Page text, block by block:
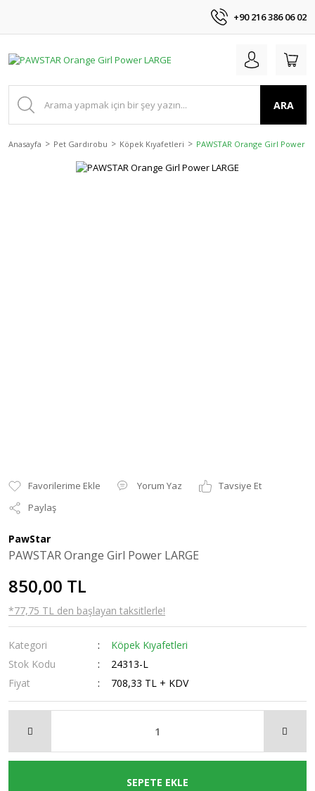
+90 216 386 06 02
ARA
Anasayfa Pet Gardırobu Köpek Kıyafetleri PAWSTAR Orange Girl Power
Yorum Yaz
Tavsiye Et
Paylaş
PawStar
PAWSTAR Orange Girl Power LARGE
850,00 TL
*77,75 TL den başlayan taksitlerle!
Kategori
Köpek Kıyafetleri
Stok Kodu
24313-L
Fiyat
708,33 TL + KDV
SEPETE EKLE